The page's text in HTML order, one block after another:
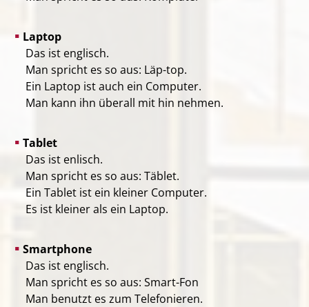
Laptop
Das ist englisch.
Man spricht es so aus: Läp-top.
Ein Laptop ist auch ein Computer.
Man kann ihn überall mit hin nehmen.
Tablet
Das ist enlisch.
Man spricht es so aus: Täblet.
Ein Tablet ist ein kleiner Computer.
Es ist kleiner als ein Laptop.
Smartphone
Das ist englisch.
Man spricht es so aus: Smart-Fon
Man benutzt es zum Telefonieren.